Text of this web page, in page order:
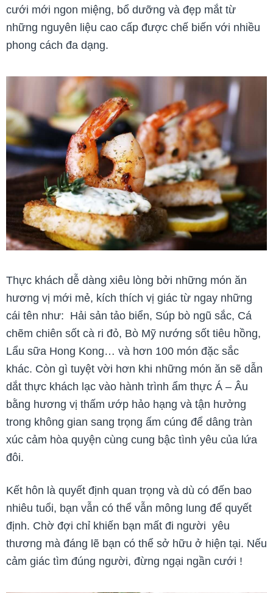
cưới mới ngon miệng, bổ dưỡng và đẹp mắt từ
những nguyên liệu cao cấp được chế biến với nhiều
phong cách đa dạng.
Thực khách dễ dàng xiêu lòng bởi những món ăn
hương vị mới mẻ, kích thích vị giác từ ngay những
cái tên như: Hải sản tảo biển, Súp bò ngũ sắc, Cá
chẽm chiên sốt cà ri đỏ, Bò Mỹ nướng sốt tiêu hồng,
Lẩu sữa Hong Kong… và hơn 100 món đặc sắc
khác. Còn gì tuyệt vời hơn khi những món ăn sẽ dẫn
dắt thực khách lạc vào hành trình ẩm thực Á – Âu
bằng hương vị thấm ướp hảo hạng và tận hưởng
trong không gian sang trọng ấm cúng để dâng tràn
xúc cảm hòa quyện cùng cung bậc tình yêu của lứa
đôi.
Kết hôn là quyết định quan trọng và dù có đến bao
nhiêu tuổi, bạn vẫn có thể vẫn mông lung để quyết
định. Chờ đợi chỉ khiến bạn mất đi người yêu
thương mà đáng lẽ bạn có thể sở hữu ở hiện tại. Nếu
cảm giác tìm đúng người, đừng ngại ngần cưới !